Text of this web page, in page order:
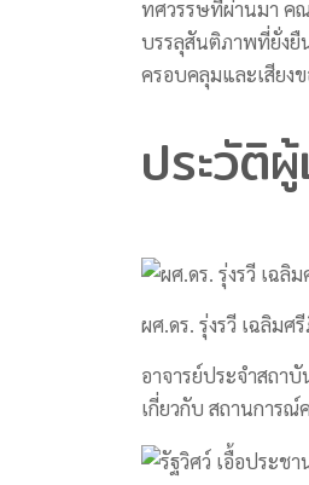
ทศวรรษที่ผ่านมา ค
บรรลุสันติภาพที่ยั่งยื
ครอบคลุมและเสียง
ประวัติ
ผศ.ดร. รุ่งรวี เฉลิม
อาจารย์ประจำสถา
เกี่ยวกับ สถานการณ์